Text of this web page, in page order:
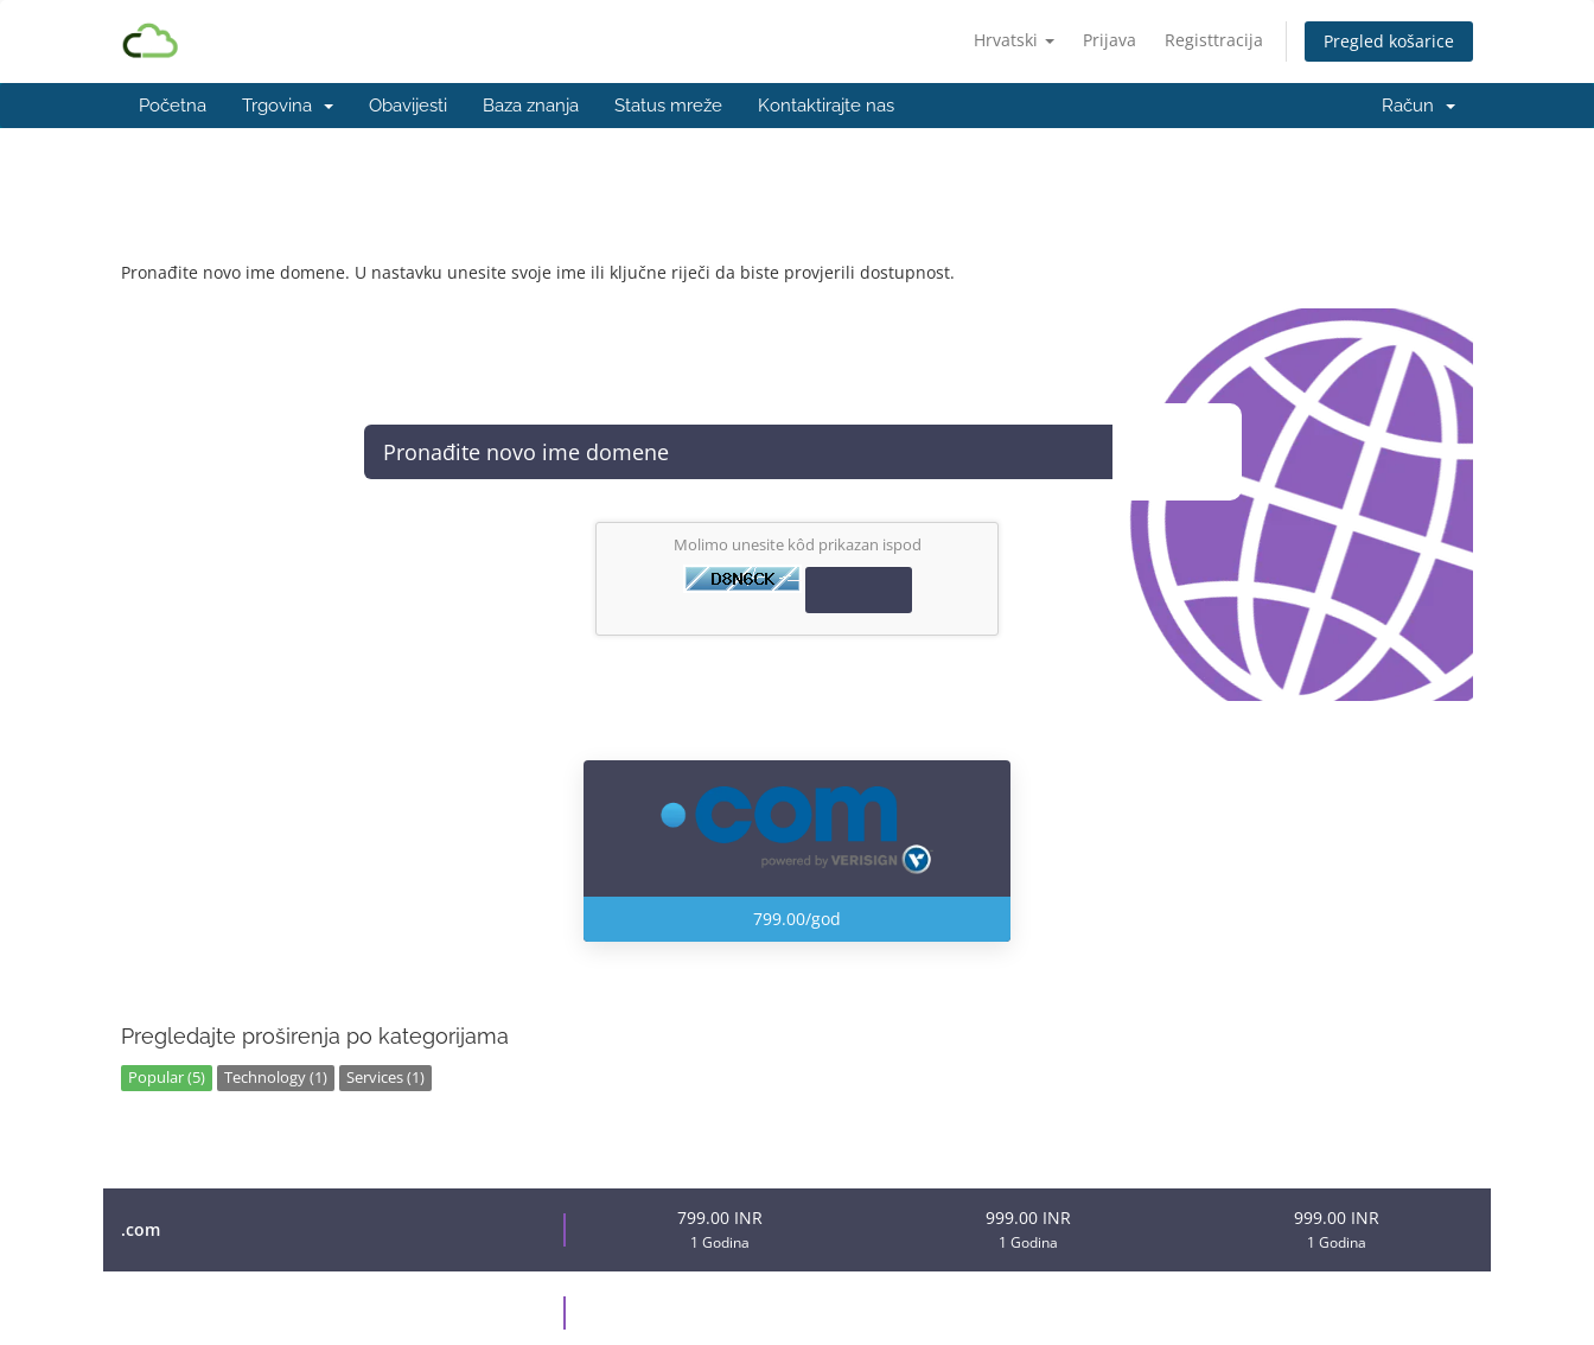
Hrvatski Prijava Registtracija Pregled košarice
Početna Trgovina Obavijesti Baza znanja Status mreže Kontaktirajte nas Račun
Pronađite novo ime domene. U nastavku unesite svoje ime ili ključne riječi da biste provjerili dostupnost.
Molimo unesite kôd prikazan ispod
799.00/god
Pregledajte proširenja po kategorijama
Popular (5) Technology (1) Services (1)
.com
799.00 INR
1 Godina
999.00 INR
1 Godina
999.00 INR
1 Godina